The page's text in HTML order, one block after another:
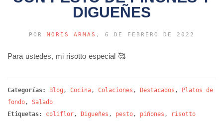
DIGUEÑES
POR MORIS ARMAS , 6 DE FEBRERO DE 2022
Para ustedes, mi risotto especial 🥰
Categorías: Blog , Cocina, Colaciones , Destacados ,
Platos de
fondo, Salado
Etiquetas:
coliflor, Digueñes , pesto, piñones , risotto